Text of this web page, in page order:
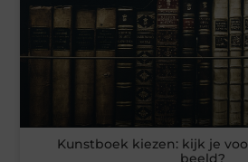
Kunstboek kiezen: kijk je
beeld?